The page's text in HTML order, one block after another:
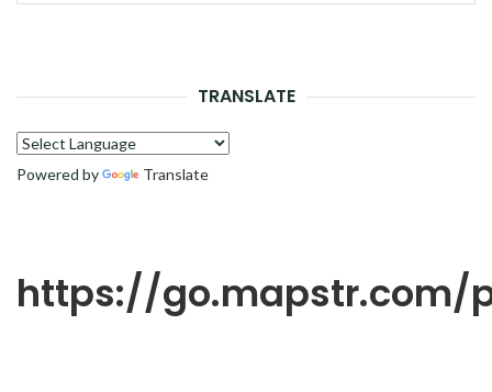
TRANSLATE
Powered by Translate
https://go.mapstr.com/